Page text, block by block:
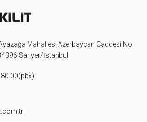
Mahallesi Azerbaycan Caddesi No
Sarıyer/İstanbul
00(pbx)